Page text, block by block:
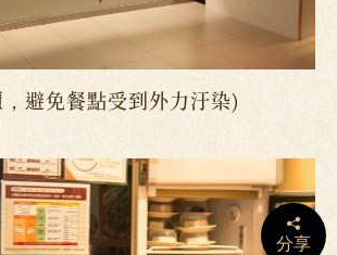
分享
避免餐點受到外力汙染)